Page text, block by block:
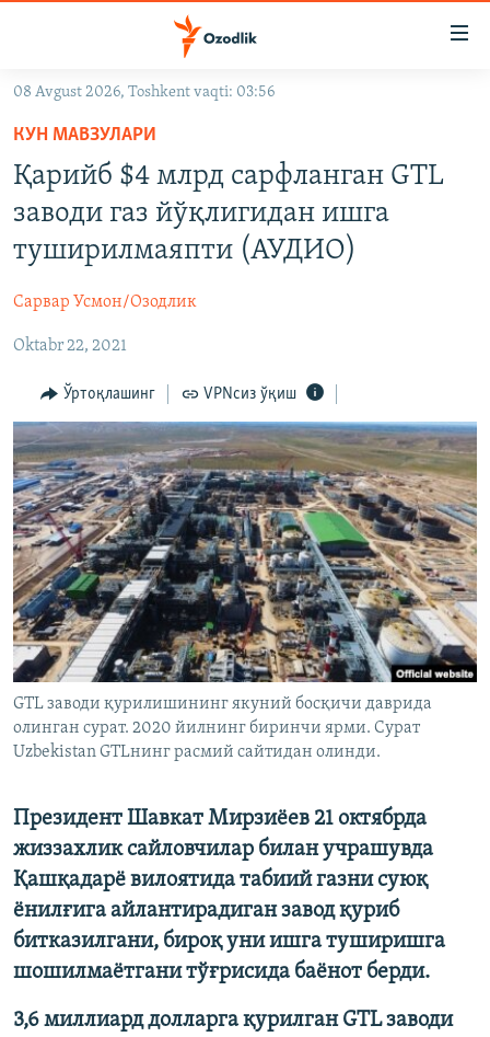
Асосий
навигацияга
ўтинг
Қидиришга
ўтинг
OZODVIDEO
OZODARXIV
На русском
ИЖТИМОИЙ ТАРМОҚЛАР
Озодлик бошқа тилларда
08 Avgust 2026, Toshkent vaqti: 03:56
КУН МАВЗУЛАРИ
Қарийб $4 млрд сарфланган GTL
заводи газ йўқлигидан ишга
туширилмаяпти (АУДИО)
Сарвар Усмон/Озодлик
Oktabr 22, 2021
Ўртоқлашинг VPNсиз ўқиш
GTL заводи қурилишининг якуний босқичи даврида
олинган сурат. 2020 йилнинг биринчи ярми. Сурат
Uzbekistan GTLнинг расмий сайтидан олинди.
Президент Шавкат Мирзиёев 21 октябрда
жиззахлик сайловчилар билан учрашувда
Қашқадарё вилоятида табиий газни суюқ
ёнилғига айлантирадиган завод қуриб
битказилгани, бироқ уни ишга туширишга
шошилмаётгани тўғрисида баёнот берди.
3,6 миллиард долларга қурилган GTL заводи